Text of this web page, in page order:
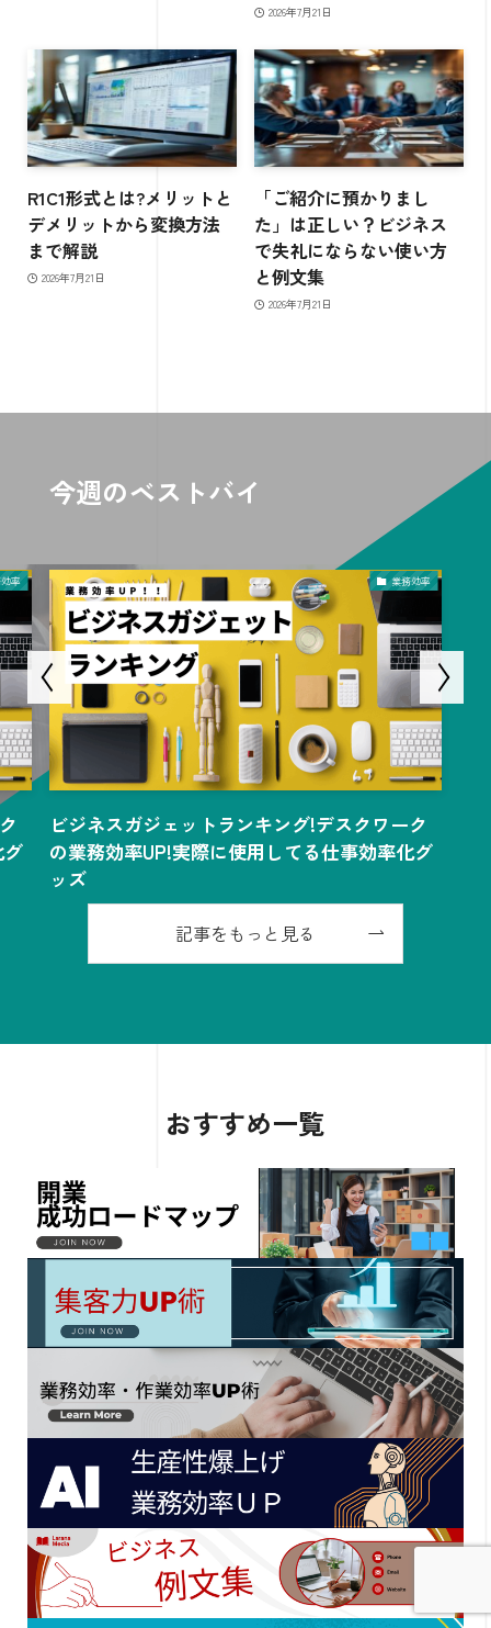
2026年7月21日
R1C1形式とは?メリットと
デメリットから変換方法
まで解説
2026年7月21日
「ご紹介に預かりまし
た」は正しい？ビジネス
で失礼にならない使い方
と例文集
2026年7月21日
今週のベストバイ
業務効率
スクワーク
事効率化グ
ビジネスガジェットランキング!デスクワ
の業務効率UP!実際に使用してる仕事効
記事をもっと見る
おすすめ一覧